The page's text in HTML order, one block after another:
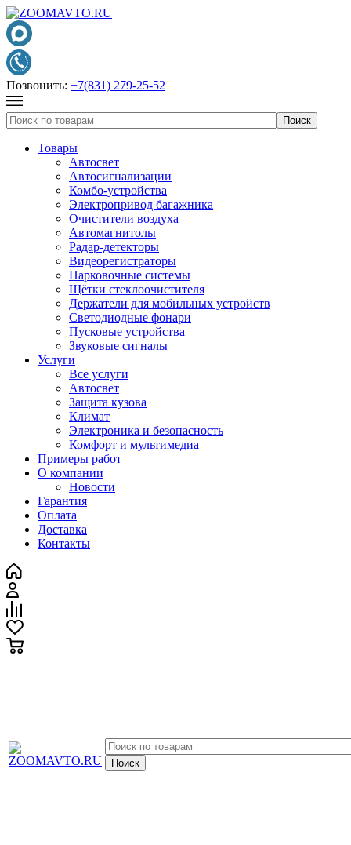
Позвонить: +7(831) 279-25-52
Товары
Автосвет
Автосигнализации
Комбо-устройства
Электропривод багажника
Очистители воздуха
Автомагнитолы
Радар-детекторы
Видеорегистраторы
Парковочные системы
Щётки стеклоочистителя
Держатели для мобильных устройств
Светодиодные фонари
Пусковые устройства
Звуковые сигналы
Услуги
Все услуги
Автосвет
Защита кузова
Климат
Электроника и безопасность
Комфорт и мультимедиа
Примеры работ
О компании
Новости
Гарантия
Оплата
Доставка
Контакты